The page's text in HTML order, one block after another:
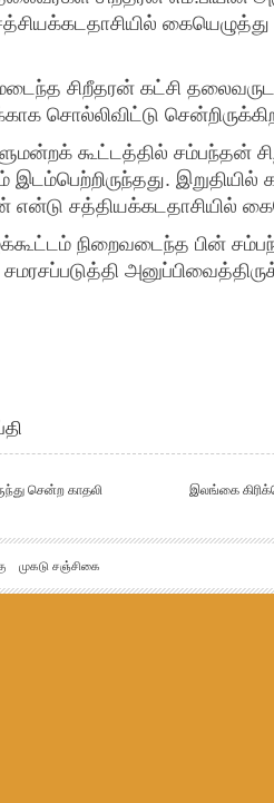
கையெழுத்து
சிறீதரன் கட்சி
சொல்லிவிட்டு
கூட்டத்தில் சம்பந்தன்
இறுதியில்
என்டு சத்தியக்கடதாசியில்
நிறைவடைந்த பின்
சென்ற காதலி
இலங்கை
முகடு சஞ்சிகை